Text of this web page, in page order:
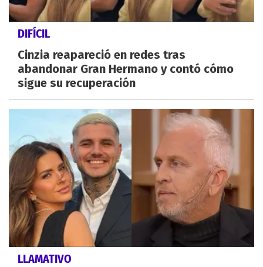
DIFÍCIL
Cinzia reapareció en redes tras
abandonar Gran Hermano y contó cómo
sigue su recuperación
LLAMATIVO